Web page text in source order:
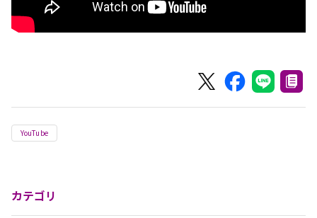
YouTube
カテゴリ